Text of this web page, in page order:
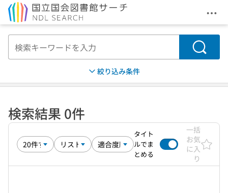
メ
検索
絞り込み条件
検索結果 0件
タイト
ルでま
とめる
一括
お気
に入
り